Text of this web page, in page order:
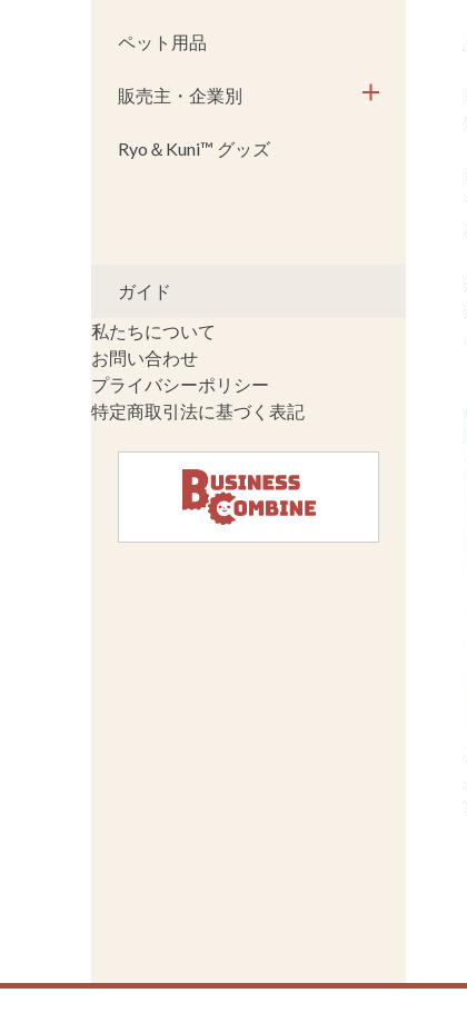
ペット用品
販売主・企業別
Ryo＆Kuni™ グッズ
ガイド
私たちについて
お問い合わせ
プライバシーポリシー
特定商取引法に基づく表記